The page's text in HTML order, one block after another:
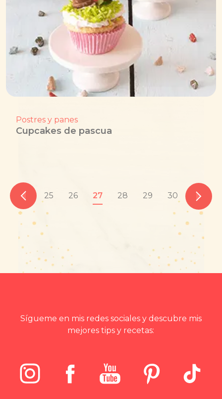
Postres y panes
Cupcakes de pascua
25 26 27 28 29 30
Sígueme en mis redes sociales y descubre mis
mejores tips y recetas: